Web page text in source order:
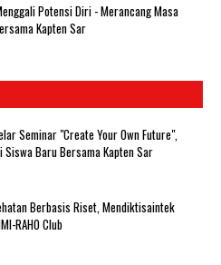
Potensi Diri - Merancang Masa
Kapten Sar
Seminar "Create Your Own Future",
Baru Bersama Kapten Sar
Berbasis Riset, Mendiktisaintek
RAHO Club